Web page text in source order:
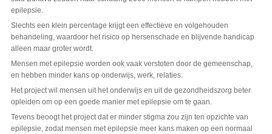
epilepsie.
Slechts een klein percentage krijgt een effectieve en volgehouden
behandeling, waardoor het risico op hersenschade en blijvende handicap
alleen maar groter wordt.
Mensen met epilepsie worden ook vaak verstoten door de gemeenschap,
en hebben minder kans op onderwijs, werk, relaties.
Het project wil mensen uit het onderwijs en uit de gezondheidszorg beter
opleiden om op een goede manier met epilepsie om te gaan.
Tevens beoogt het project dat er minder stigma zou zijn ten opzichte van
epilepsie, zodat mensen met epilepsie meer kans maken op een normaal